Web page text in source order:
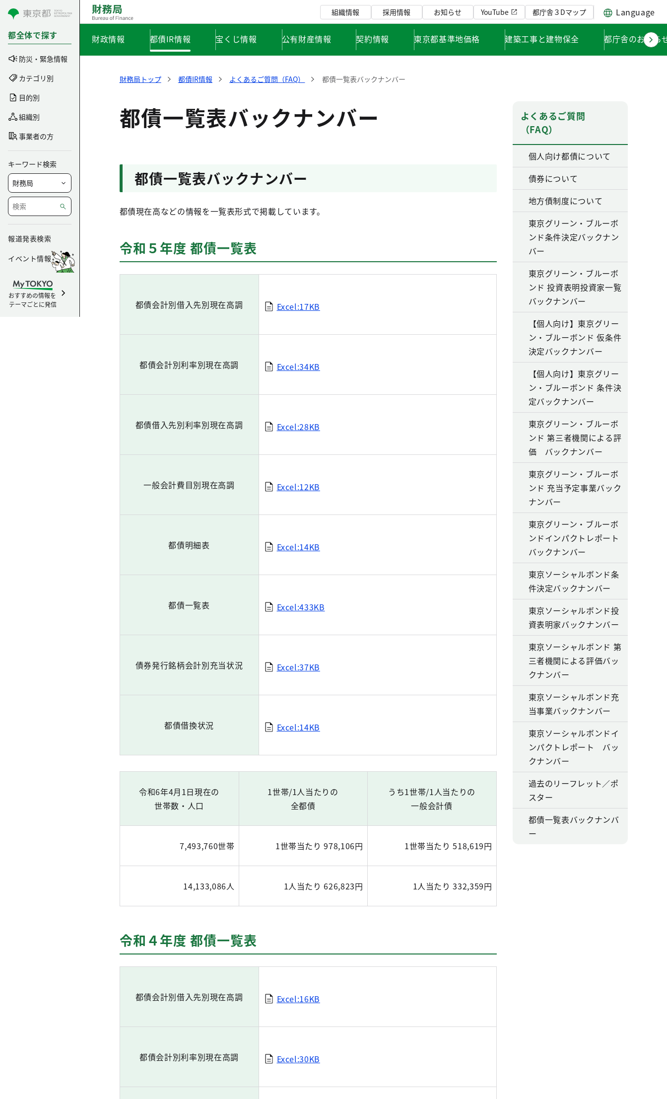
コンテンツにスキップ
都全体で探す
防災・緊急情報
カテゴリ別
目的別
組織別
事業者の方
キーワード検索
報道発表検索
イベント情報
おすすめの情報を
テーマごとに発信
組織情報 採用情報 お知らせ YouTube 都庁舎３Dマップ Language
財政情報 都債IR情報 宝くじ情報 公有財産情報 契約情報 東京都基準地価格 建築工事と建物保全 都庁舎のお知ら
財務局トップ 都債IR情報 よくあるご質問（FAQ） 都債一覧表バックナンバー
都債一覧表バックナンバー
都債一覧表バックナンバー
都債現在高などの情報を一覧表形式で掲載しています。
令和５年度 都債一覧表
都債会計別借入先別現在高調 Excel:17KB
都債会計別利率別現在高調 Excel:34KB
都債借入先別利率別現在高調 Excel:28KB
一般会計費目別現在高調 Excel:12KB
都債明細表 Excel:14KB
都債一覧表 Excel:433KB
債券発行銘柄会計別充当状況 Excel:37KB
都債借換状況 Excel:14KB
令和6年4月1日現在の
世帯数・人口
1世帯/1人当たりの
全都債
うち1世帯/1人当たりの
一般会計債
7,493,760世帯 1世帯当たり 978,106円 1世帯当たり 518,619円
14,133,086人 1人当たり 626,823円 1人当たり 332,359円
令和４年度 都債一覧表
都債会計別借入先別現在高調 Excel:16KB
都債会計別利率別現在高調 Excel:30KB
よくあるご質問
（FAQ）
個人向け都債について
債券について
地方債制度について
東京グリーン・ブルーボ
ンド条件決定バックナン
バー
東京グリーン・ブルーボ
ンド 投資表明投資家一覧
バックナンバー
【個人向け】東京グリー
ン・ブルーボンド 仮条件
決定バックナンバー
【個人向け】東京グリー
ン・ブルーボンド 条件決
定バックナンバー
東京グリーン・ブルーボ
ンド 第三者機関による評
価 バックナンバー
東京グリーン・ブルーボ
ンド 充当予定事業バック
ナンバー
東京グリーン・ブルーボ
ンドインパクトレポート
バックナンバー
東京ソーシャルボンド条
件決定バックナンバー
東京ソーシャルボンド投
資表明家バックナンバー
東京ソーシャルボンド 第
三者機関による評価バッ
クナンバー
東京ソーシャルボンド充
当事業バックナンバー
東京ソーシャルボンドイ
ンパクトレポート バッ
クナンバー
過去のリーフレット／ポ
スター
都債一覧表バックナンバ
ー